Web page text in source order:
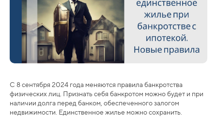
С 8 сентября 2024 года меняются правила банкротства
физических лиц. Признать себя банкротом можно будет и при
наличии долга перед банком, обеспеченного залогом
недвижимости. Единственное жилье можно сохранить.